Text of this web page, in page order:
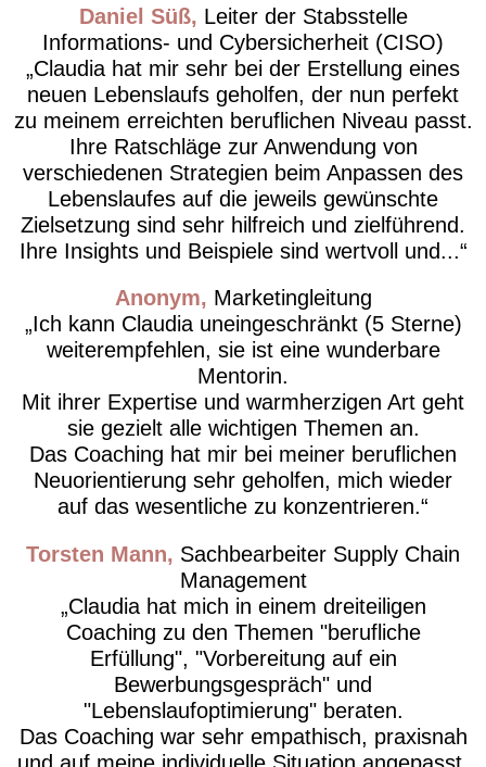
Daniel Süß
Leiter der Stabsstelle
Informations- und Cybersicherheit (CISO)
Claudia hat mir sehr bei der Erstellung eines
neuen Lebenslaufs geholfen, der nun perfekt
zu meinem erreichten beruflichen Niveau passt.
Ihre Ratschläge zur Anwendung von
verschiedenen Strategien beim Anpassen des
Lebenslaufes auf die jeweils gewünschte
Zielsetzung sind sehr hilfreich und zielführend.
Ihre Insights und Beispiele sind wertvoll und...
Anonym
Marketingleitung
Ich kann Claudia uneingeschränkt (5 Sterne)
weiterempfehlen, sie ist eine wunderbare
Mentorin.
Mit ihrer Expertise und warmherzigen Art geht
sie gezielt alle wichtigen Themen an.
Das Coaching hat mir bei meiner beruflichen
Neuorientierung sehr geholfen, mich wieder
auf das wesentliche zu konzentrieren.
Torsten Mann
Sachbearbeiter Supply Chain
Management
Claudia hat mich in einem dreiteiligen
Coaching zu den Themen "berufliche
Erfüllung", "Vorbereitung auf ein
Bewerbungsgespräch" und
"Lebenslaufoptimierung" beraten.
Das Coaching war sehr empathisch, praxisnah